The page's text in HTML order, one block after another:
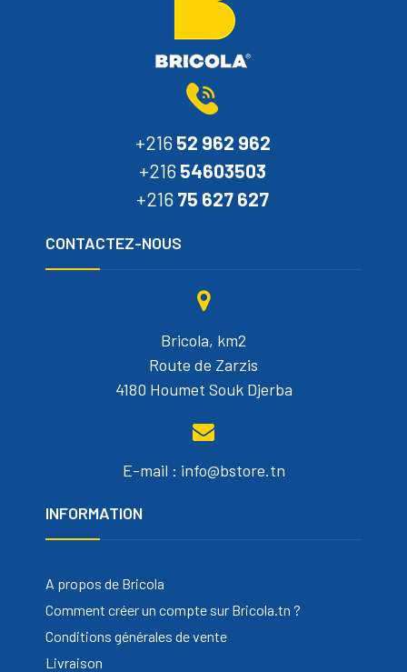
+216 52 962 962
+216 54603503
+216 75 627 627
CONTACTEZ-NOUS
Bricola, km2
Route de Zarzis
4180 Houmet Souk Djerba
E-mail : info@bstore.tn
INFORMATION
A propos de Bricola
Comment créer un compte sur Bricola.tn ?
Conditions générales de vente
Livraison